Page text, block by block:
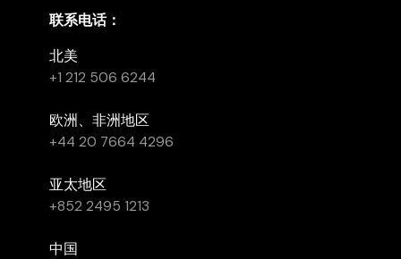
联系电话：
北美
+1 212 506 6244
欧洲、非洲地区
+44 20 7664 4296
亚太地区
+852 2495 1213
中国